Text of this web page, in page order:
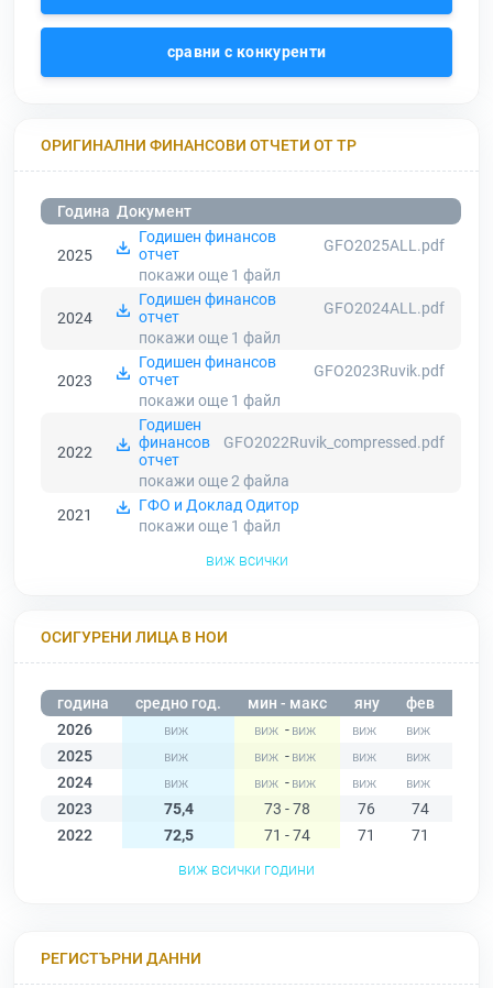
сравни с конкуренти
ОРИГИНАЛНИ ФИНАНСОВИ ОТЧЕТИ ОТ ТР
Година Документ
2025
Годишен финансов
отчет
GFO2025ALL.pdf
покажи още 1 файл
2024
Годишен финансов
отчет
GFO2024ALL.pdf
покажи още 1 файл
2023
Годишен финансов
отчет
GFO2023Ruvik.pdf
покажи още 1 файл
2022
Годишен
финансов
отчет
GFO2022Ruvik_compressed.pdf
покажи още 2файла
2021
ГФО и Доклад Одитор
покажи още 1 файл
виж всички
ОСИГУРЕНИ ЛИЦА В НОИ
година средно год. мин - макс яну фев
2026
-
2025
-
2024
-
2023
75,4 73 - 78 76 74
2022
72,5 71 - 74 71 71
виж всички години
РЕГИСТЪРНИ ДАННИ